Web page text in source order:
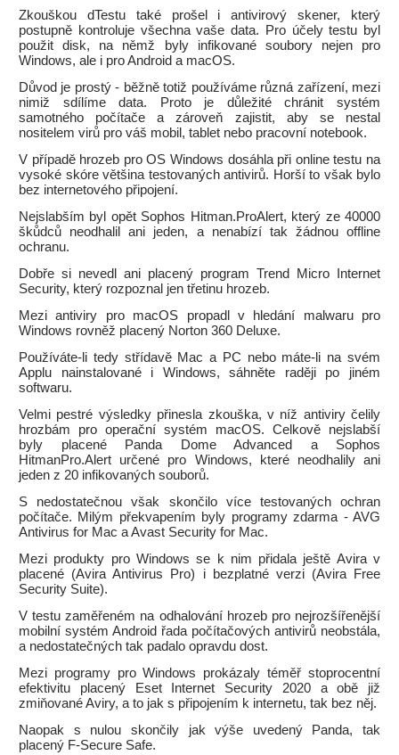
Zkouškou dTestu také prošel i antivirový skener, který
postupně kontroluje všechna vaše data. Pro účely testu byl
použit disk, na němž byly infikované soubory nejen pro
Windows, ale i pro Android a macOS.
Důvod je prostý - běžně totiž používáme různá zařízení, mezi
nimiž sdílíme data. Proto je důležité chránit systém
samotného počítače a zároveň zajistit, aby se nestal
nositelem virů pro váš mobil, tablet nebo pracovní notebook.
V případě hrozeb pro OS Windows dosáhla při online testu na
vysoké skóre většina testovaných antivirů. Horší to však bylo
bez internetového připojení.
Nejslabším byl opět Sophos Hitman.ProAlert, který ze 40000
škůdců neodhalil ani jeden, a nenabízí tak žádnou offline
ochranu.
Dobře si nevedl ani placený program Trend Micro Internet
Security, který rozpoznal jen třetinu hrozeb.
Mezi antiviry pro macOS propadl v hledání malwaru pro
Windows rovněž placený Norton 360 Deluxe.
Používáte-li tedy střídavě Mac a PC nebo máte-li na svém
Applu nainstalované i Windows, sáhněte raději po jiném
softwaru.
Velmi pestré výsledky přinesla zkouška, v níž antiviry čelily
hrozbám pro operační systém macOS. Celkově nejslabší
byly placené Panda Dome Advanced a Sophos
HitmanPro.Alert určené pro Windows, které neodhalily ani
jeden z 20 infikovaných souborů.
S nedostatečnou však skončilo více testovaných ochran
počítače. Milým překvapením byly programy zdarma - AVG
Antivirus for Mac a Avast Security for Mac.
Mezi produkty pro Windows se k nim přidala ještě Avira v
placené (Avira Antivirus Pro) i bezplatné verzi (Avira Free
Security Suite).
V testu zaměřeném na odhalování hrozeb pro nejrozšířenější
mobilní systém Android řada počítačových antivirů neobstála,
a nedostatečných tak padalo opravdu dost.
Mezi programy pro Windows prokázaly téměř stoprocentní
efektivitu placený Eset Internet Security 2020 a obě již
zmiňované Aviry, a to jak s připojením k internetu, tak bez něj.
Naopak s nulou skončily jak výše uvedený Panda, tak
placený F-Secure Safe.